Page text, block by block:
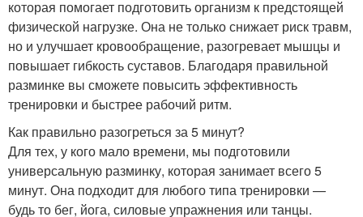
которая помогает подготовить организм к предстоящей
физической нагрузке. Она не только снижает риск травм,
но и улучшает кровообращение, разогревает мышцы и
повышает гибкость суставов. Благодаря правильной
разминке вы сможете повысить эффективность
тренировки и быстрее рабочий ритм.
Как правильно разогреться за 5 минут?
Для тех, у кого мало времени, мы подготовили
универсальную разминку, которая занимает всего 5
минут. Она подходит для любого типа тренировки —
будь то бег, йога, силовые упражнения или танцы.